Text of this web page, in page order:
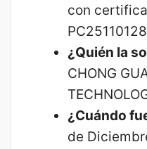
con
¿Quién la
CHONG
¿Cuándo
de